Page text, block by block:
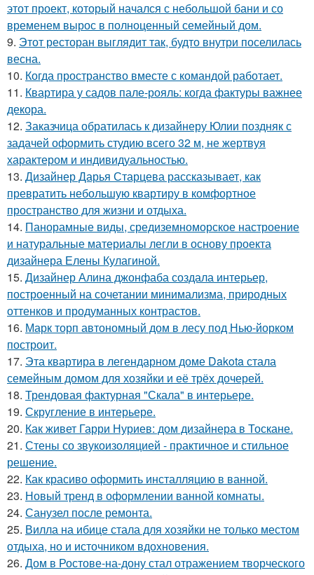
этот проект, который начался с небольшой бани и со
временем вырос в полноценный семейный дом.
9. Этот ресторан выглядит так, будто внутри поселилась
весна.
10. Когда пространство вместе с командой работает.
11. Квартира у садов пале-рояль: когда фактуры важнее
декора.
12. Заказчица обратилась к дизайнеру Юлии поздняк с
задачей оформить студию всего 32 м, не жертвуя
характером и индивидуальностью.
13. Дизайнер Дарья Старцева рассказывает, как
превратить небольшую квартиру в комфортное
пространство для жизни и отдыха.
14. Панорамные виды, средиземноморское настроение
и натуральные материалы легли в основу проекта
дизайнера Елены Кулагиной.
15. Дизайнер Алина джонфаба создала интерьер,
построенный на сочетании минимализма, природных
оттенков и продуманных контрастов.
16. Марк торп автономный дом в лесу под Нью-йорком
построит.
17. Эта квартира в легендарном доме Dakota стала
семейным домом для хозяйки и её трёх дочерей.
18. Трендовая фактурная "Скала" в интерьере.
19. Скругление в интерьере.
20. Как живет Гарри Нуриев: дом дизайнера в Тоскане.
21. Стены со звукоизоляцией - практичное и стильное
решение.
22. Как красиво оформить инсталляцию в ванной.
23. Новый тренд в оформлении ванной комнаты.
24. Санузел после ремонта.
25. Вилла на ибице стала для хозяйки не только местом
отдыха, но и источником вдохновения.
26. Дом в Ростове-на-дону стал отражением творческого